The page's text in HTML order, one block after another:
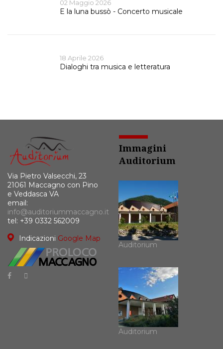
02 Maggio 2026
E la luna bussò - Concerto musicale
18 Aprile 2026
Dialoghi tra musica e letteratura
Via Pietro Valsecchi, 23
21061 Maccagno con Pino
e Veddasca VA
email:
info@auditoriummaccagno.it
tel: +39 0332 562009
Indicazioni Google Map
Immagini
Auditorium
Auditorium
Auditorium